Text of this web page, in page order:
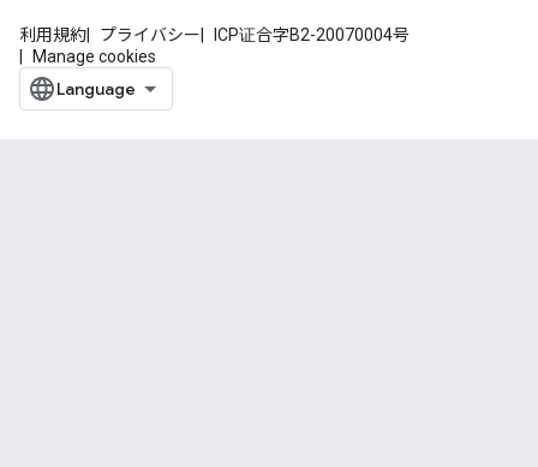
利用規約 プライバシー
ICP证合字B2-20070004号
Manage cookies